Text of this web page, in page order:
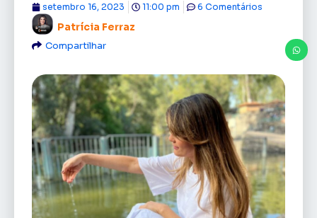
Patrícia Ferraz
setembro 16, 2023 11:00 pm 6 Comentários
Compartilhar